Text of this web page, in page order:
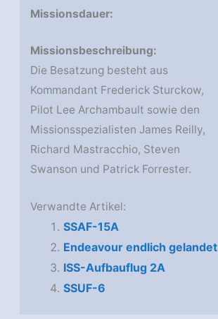
Missionsdauer:
Missionsbeschreibung:
Die Besatzung besteht aus
Kommandant Frederick Sturckow,
Pilot Lee Archambault sowie den
Missionsspezialisten James Reilly,
Richard Mastracchio, Steven
Swanson und Patrick Forrester.
Verwandte Artikel:
SSAF-15A
Endeavour endlich gelandet
ISS-Aufbauflug 2A
SSUF-6